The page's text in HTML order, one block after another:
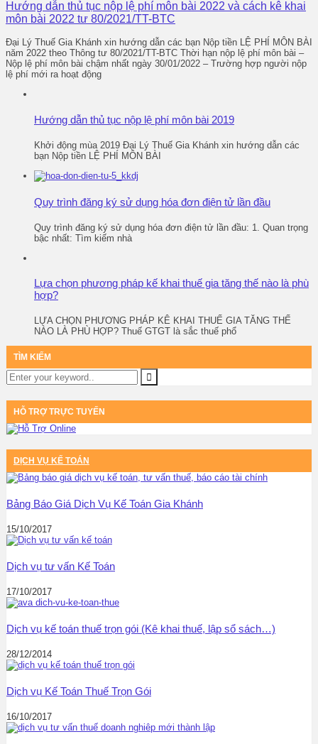
Hướng dẫn thủ tục nộp lệ phí môn bài 2022 và cách kê khai
môn bài 2022 tư 80/2021/TT-BTC
Đại Lý Thuế Gia Khánh xin hướng dẫn các bạn Nộp tiền LỆ PHÍ MÔN BÀI
năm 2022 theo Thông tư 80/2021/TT-BTC Thời hạn nộp lệ phí môn bài –
Nộp lệ phí môn bài chậm nhất ngày 30/01/2022 – Trường hợp người nộp
lệ phí mới ra hoạt động
Hướng dẫn thủ tục nộp lệ phí môn bài 2019
Khởi động mùa 2019 Đại Lý Thuế Gia Khánh xin hướng dẫn các
bạn Nộp tiền LỆ PHÍ MÔN BÀI
Quy trình đăng ký sử dụng hóa đơn điện tử lần đầu
Quy trình đăng ký sử dụng hóa đơn điện tử lần đầu: 1. Quan trọng
bậc nhất: Tìm kiếm nhà
Lựa chọn phương pháp kế khai thuế gia tăng thế nào là phù
hợp?
LỰA CHỌN PHƯƠNG PHÁP KÊ KHAI THUẾ GIA TĂNG THẾ
NÀO LÀ PHÙ HỢP? Thuế GTGT là sắc thuế phổ
TÌM KIẾM
HỖ TRỢ TRỰC TUYẾN
DỊCH VỤ KẾ TOÁN
Bảng Báo Giá Dịch Vụ Kế Toán Gia Khánh
15/10/2017
Dịch vụ tư vấn Kế Toán
17/10/2017
Dịch vụ kế toán thuế trọn gói (Kê khai thuế, lập sổ sách…)
28/12/2014
Dịch vụ Kế Toán Thuế Trọn Gói
16/10/2017